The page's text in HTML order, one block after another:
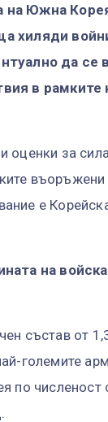
на Южна
хиляди
да се
в рамките
оценки за
въоръжени
е
на
състав от
големите
по численост